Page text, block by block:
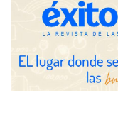
las posibilidades del
Fundación Mapfre y
para impulsar ideas